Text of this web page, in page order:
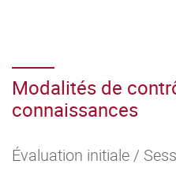
Modalités de
connaissances
Évaluation initiale /